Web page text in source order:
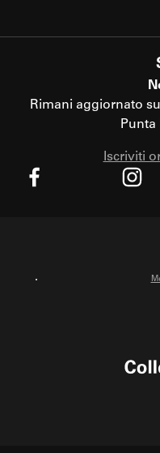
Rimani aggiornato
Punta
Iscriviti